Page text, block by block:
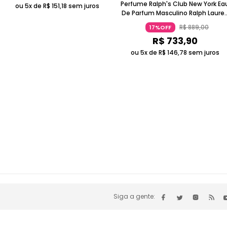
ou 5x deR$ 151,18 sem juros
Perfume Ralph's Club New York
De Parfum Masculino Ralph
110ml
17%OFF R$889,00
R$ 733,90
ou 5x de R$ 146,78 sem juros
Siga a gente: